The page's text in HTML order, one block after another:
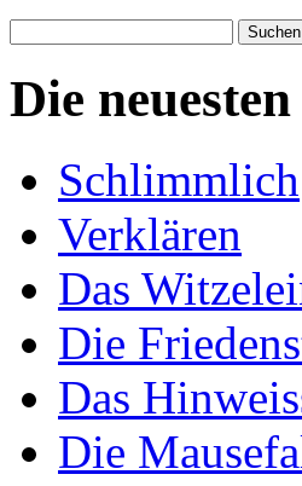
nach:
Die
Schlimmlich
Verklären
Das
Die
Das
Die